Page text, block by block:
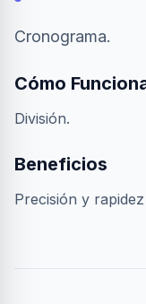
Cronograma.
Cómo
División.
Beneficios
Precisión y